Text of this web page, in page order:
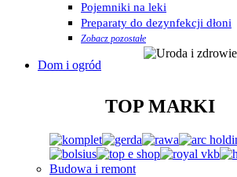
Pojemniki na leki
Preparaty do dezynfekcji dłoni
Zobacz pozostałe
Dom i ogród
TOP MARKI
Budowa i remont